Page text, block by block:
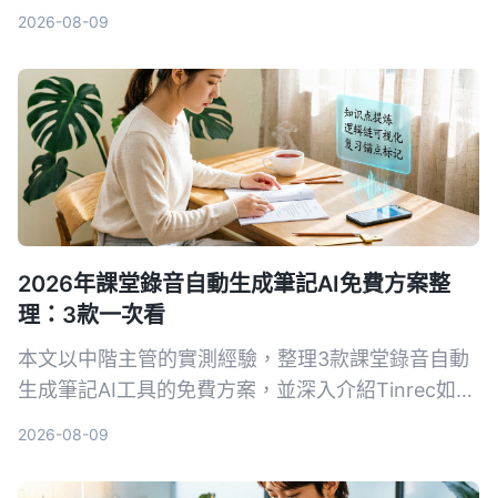
2026-08-09
2026年課堂錄音自動生成筆記AI免費方案整
理：3款一次看
本文以中階主管的實測經驗，整理3款課堂錄音自動
生成筆記AI工具的免費方案，並深入介紹Tinrec如何
2026-08-09